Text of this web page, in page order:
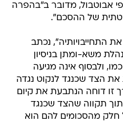
אבוטבול, מדובר ב"בהפרה
של ההסכם".
התחייבויותיה", נכתב
משא-ומתן בניסיון
ולבסוף אינה מגיעה
הצד שכנגד לנקוט נגדה
זו דוחה הנתבעת את קיום
תקווה שהצד שכנגד
חלק מהסכומים להם הוא